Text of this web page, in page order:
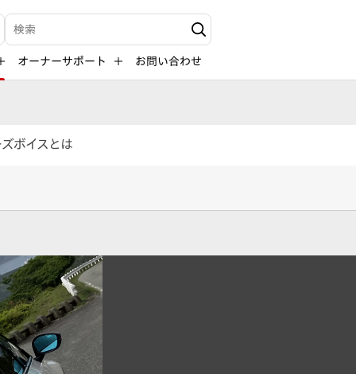
検索キーワード入力
オーナーサポート お問い合わせ
ボイスとは